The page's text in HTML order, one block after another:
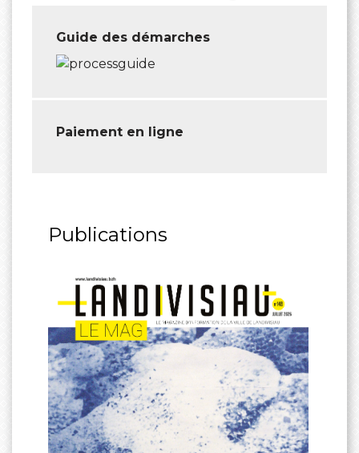
Guide des démarches
Paiement en ligne
Publications